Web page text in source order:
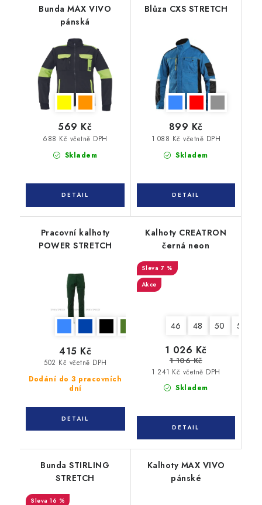
Bunda MAX VIVO
pánská
Skladem
688 Kč včetně DPH
569 Kč
Blůza CXS STRETCH
Skladem
1 088 Kč včetně DPH
899 Kč
Pracovní kalhoty
POWER STRETCH
Dodání do 3 pracovních
dní
502 Kč včetně DPH
415 Kč
Kalhoty CREATRON
černá neon
7 %
Akce
46 48 50 52
Skladem
1 241 Kč včetně DPH
1 026 Kč
1 106 Kč
Bunda STIRLING
STRETCH
16 %
Kalhoty MAX VIVO
pánské